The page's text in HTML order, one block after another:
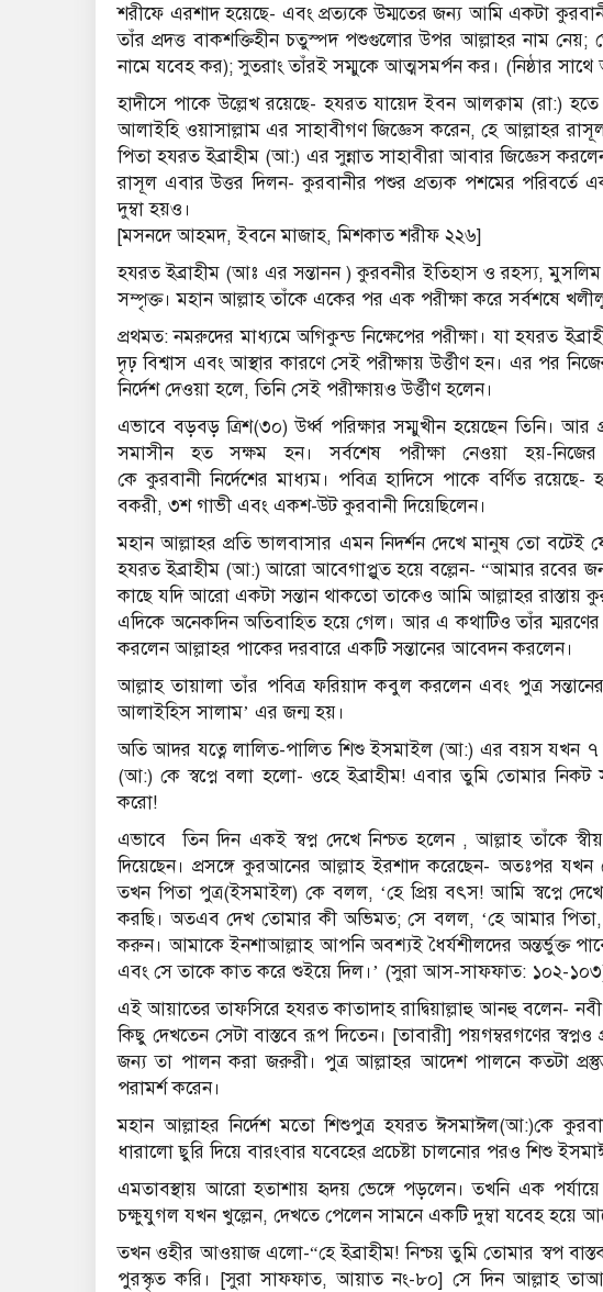
শরীফে এরশাদ হয়েছে- এবং প্রত্যকে উম্মতের জন্য আমি একটা
তাঁর প্রদত্ত বাকশক্তিহীন চতুস্পদ পশুগুলোর উপর আল্লাহর নাম
নামে যবেহ কর); সুতরাং তাঁরই সম্মুকে আত্মসমর্পন কর। (নিষ্ঠার
হাদীসে পাকে উল্লেখ রয়েছে- হযরত যায়েদ ইবন আলক্বাম (রা:) হতে
আলাইহি ওয়াসাল্লাম এর সাহাবীগণ জিজ্ঞেস করেন, হে আল্লাহর
পিতা হযরত ইব্রাহীম (আ:) এর সুন্নাত সাহাবীরা আবার জিজ্ঞেস
রাসূল এবার উত্তর দিলন- কুরবানীর পশুর প্রত্যক পশমের পরিবর্তে
দুম্বা হয়ও।
[মসনদে আহমদ, ইবনে মাজাহ, মিশকাত শরীফ ২২৬]
হযরত ইব্রাহীম (আঃ এর সন্তানন ) কুরবনীর ইতিহাস ও রহস্য, মুসলিম
সম্পৃক্ত। মহান আল্লাহ তাঁকে একের পর এক পরীক্ষা করে সর্বশষে
প্রথমত: নমরুদের মাধ্যমে অগিকুন্ড নিক্ষেপের পরীক্ষা। যা হযরত
দৃঢ় বিশ্বাস এবং আস্থার কারণে সেই পরীক্ষায় উর্ত্তীণ হন। এর পর
নির্দেশ দেওয়া হলে, তিনি সেই পরীক্ষায়ও উর্ত্তীণ হলেন।
এভাবে বড়বড় ত্রিশ(৩০) উর্ধ্ব পরিক্ষার সম্মুখীন হয়েছেন তিনি। আর
সমাসীন হত সক্ষম হন। সর্বশেষ পরীক্ষা নেওয়া হয়-নিজের
কে কুরবানী নির্দেশের মাধ্যম। পবিত্র হাদিসে পাকে বর্ণিত
বকরী, ৩শ গাভী এবং একশ-উট কুরবানী দিয়েছিলেন।
মহান আল্লাহর প্রতি ভালবাসার এমন নিদর্শন দেখে মানুষ তো বটেই
হযরত ইব্রাহীম (আ:) আরো আবেগাপ্লুত হয়ে বল্লেন- “আমার রবের
কাছে যদি আরো একটা সন্তান থাকতো তাকেও আমি আল্লাহর রাস্তায়
এদিকে অনেকদিন অতিবাহিত হয়ে গেল। আর এ কথাটিও তাঁর ম্মরণের
করলেন আল্লাহর পাকের দরবারে একটি সন্তানের আবেদন করলেন।
আল্লাহ তায়ালা তাঁর পবিত্র ফরিয়াদ কবুল করলেন এবং পুত্র
আলাইহিস সালাম’ এর জন্ম হয়।
অতি আদর যত্নে লালিত-পালিত শিশু ইসমাইল (আ:) এর বয়স যখন
(আ:) কে স্বপ্নে বলা হলো- ওহে ইব্রাহীম! এবার তুমি তােমার নিকট
করো!
এভাবে তিন দিন একই স্বপ্ন দেখে নিশ্চত হলেন , আল্লাহ তাঁকে
দিয়েছেন। প্রসঙ্গে কুরআনের আল্লাহ ইরশাদ করেছেন- অতঃপর
তখন পিতা পুত্র(ইসমাইল) কে বলল, ‘হে প্রিয় বৎস! আমি স্বপ্নে
করছি। অতএব দেখ তোমার কী অভিমত; সে বলল, ‘হে আমার
করুন। আমাকে ইনশাআল্লাহ আপনি অবশ্যই ধৈর্যশীলদের অন্তর্ভুক্ত
এবং সে তাকে কাত করে শুইয়ে দিল।’ (সুরা আস-সাফফাত: ১০২-
এই আয়াতের তাফসিরে হযরত কাতাদাহ রাদ্বিয়াল্লাহু আনহু বলেন- নবী-
কিছু দেখতেন সেটা বাস্তবে রূপ দিতেন। [তাবারী] পয়গম্বরগণের
জন্য তা পালন করা জরুরী। পুত্র আল্লাহর আদেশ পালনে কতটা
পরামর্শ করেন।
মহান আল্লাহর নির্দেশ মতো শিশুপুত্র হযরত ঈসমাঈল(আ:)কে
ধারালো ছুরি দিয়ে বারংবার যবেহের প্রচেষ্টা চালনাের পরও শিশু
এমতাবস্থায় আরো হতাশায় হৃদয় ভেঙ্গে পড়লেন। তখনি এক
চক্ষুযুগল যখন খুল্লেন, দেখতে পেলেন সামনে একটি দুম্বা যবেহ হয়ে
তখন ওহীর আওয়াজ এলো-“হে ইব্রাহীম! নিশ্চয় তুমি তােমার স্বপ
পুরস্কৃত করি। [সুরা সাফফাত, আয়াত নং-৮০] সে দিন আল্লাহ